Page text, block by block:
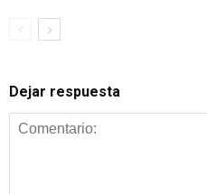
Dejar respuesta